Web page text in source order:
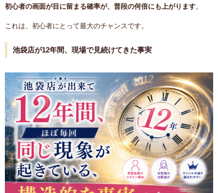
初心者の画面が目に留まる確率が、普段の何倍にも上がります。
これは、初心者にとって最大のチャンスです。
池袋店が12年間、現場で見続けてきた事実